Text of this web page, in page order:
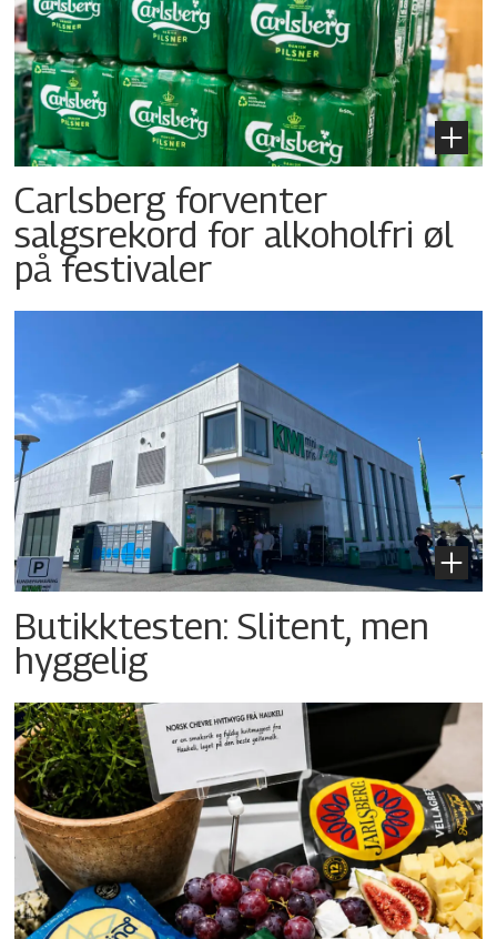
Carlsberg forventer
salgsrekord for alkoholfri øl
på festivaler
Butikktesten: Slitent, men
hyggelig